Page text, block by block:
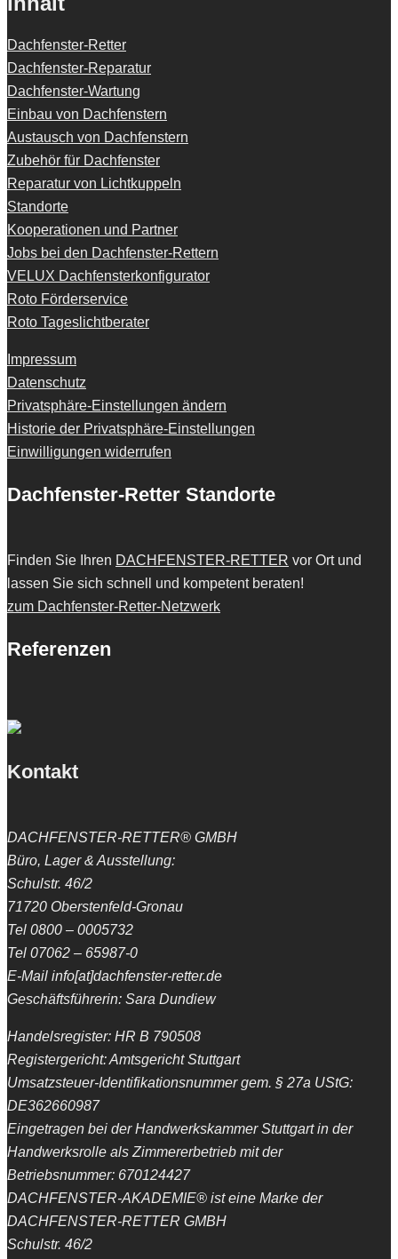
Dachfenster-Retter
Dachfenster-Reparatur
Dachfenster-Wartung
Einbau von Dachfenstern
Austausch von Dachfenstern
Zubehör für Dachfenster
Reparatur von Lichtkuppeln
Standorte
Kooperationen und Partner
Jobs bei den Dachfenster-Rettern
VELUX Dachfensterkonfigurator
Roto Förderservice
Roto Tageslichtberater
Impressum
Datenschutz
Privatsphäre-Einstellungen ändern
Historie der Privatsphäre-Einstellungen
Einwilligungen widerrufen
Dachfenster-Retter Standorte
Finden Sie Ihren DACHFENSTER-RETTER vor Ort und
lassen Sie sich schnell und kompetent beraten!
zum Dachfenster-Retter-Netzwerk
Referenzen
Kontakt
DACHFENSTER-RETTER® GMBH
Büro, Lager & Ausstellung:
Schulstr. 46/2
71720 Oberstenfeld-Gronau
Tel 0800 – 0005732
Tel 07062 – 65987-0
E-Mail info[at]dachfenster-retter.de
Geschäftsführerin: Sara Dundiew
Handelsregister: HR B 790508
Registergericht: Amtsgericht Stuttgart
Umsatzsteuer-Identifikationsnummer gem. § 27a UStG:
DE362660987
Eingetragen bei der Handwerkskammer Stuttgart in der
Handwerksrolle als Zimmererbetrieb mit der
Betriebsnummer: 670124427
DACHFENSTER-AKADEMIE® ist eine Marke der
DACHFENSTER-RETTER GMBH
Schulstr. 46/2